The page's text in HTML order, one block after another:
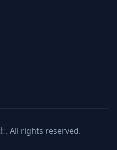
. All rights reserved.